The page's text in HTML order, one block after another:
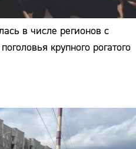
в числе регионов с
крупного рогатого